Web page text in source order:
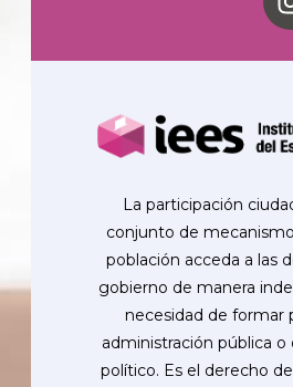
La participación
conjunto de
población acceda a las
gobierno de manera
necesidad de formar
administración pública o
político. Es el derecho